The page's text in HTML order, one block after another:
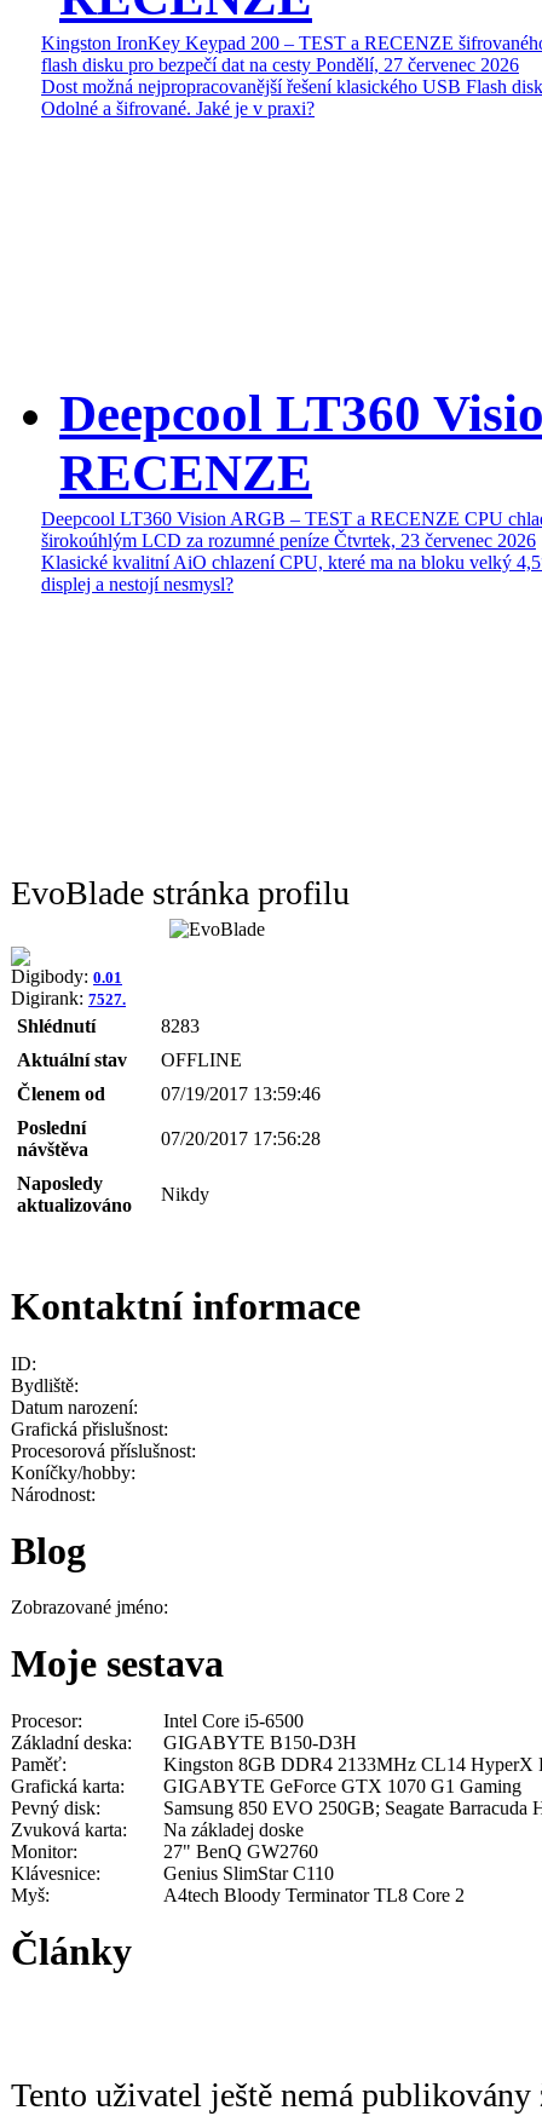
Kingston IronKey Keypad 200 – TEST a RECENZE
flash disku pro bezpečí dat na cesty Pondělí, 27 červenec 2026
Dost možná nejpropracovanější řešení klasického USB Flash
Odolné a šifrované. Jaké je v praxi?
Deepcool LT360
RECENZE
Deepcool LT360 Vision ARGB – TEST a RECENZE CPU
širokoúhlým LCD za rozumné peníze Čtvrtek, 23 červenec 2026
Klasické kvalitní AiO chlazení CPU, které ma na bloku velký
displej a nestojí nesmysl?
EvoBlade stránka profilu
Digibody: 0.01
Digirank: 7527.
Shlédnutí
8283
Aktuální stav
OFFLINE
Členem od
07/19/2017 13:59:46
Poslední
návštěva
07/20/2017 17:56:28
Naposledy
aktualizováno
Nikdy
Kontaktní informace
ID:
Bydliště:
Datum narození:
Grafická přislušnost:
Procesorová příslušnost:
Koníčky/hobby:
Národnost:
Blog
Zobrazované jméno:
Moje sestava
Procesor:
Intel Core i5-6500
Základní deska:
GIGABYTE B150-D3H
Paměť:
Kingston 8GB DDR4 2133MHz CL14 HyperX
Grafická karta:
GIGABYTE GeForce GTX 1070 G1 Gaming
Pevný disk:
Samsung 850 EVO 250GB; Seagate Barracuda
Zvuková karta:
Na základej doske
Monitor:
27" BenQ GW2760
Klávesnice:
Genius SlimStar C110
Myš:
A4tech Bloody Terminator TL8 Core 2
Články
Tento uživatel ještě nemá publikovány